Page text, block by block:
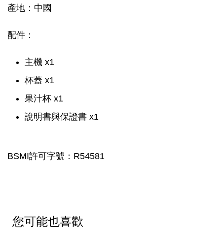
產地：中國
配件：
主機 x1
杯蓋 x1
果汁杯 x1
說明書與保證書 x1
BSMI許可字號：R54581
您可能也喜歡